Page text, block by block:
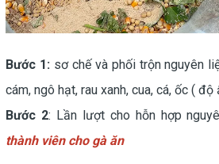
Bước 1: sơ chế và phối trộn nguyên
cám, ngô hạt, rau xanh, cua, cá, ốc (
Bước 2: Lần lượt cho hỗn hợp
thành viên cho gà ăn